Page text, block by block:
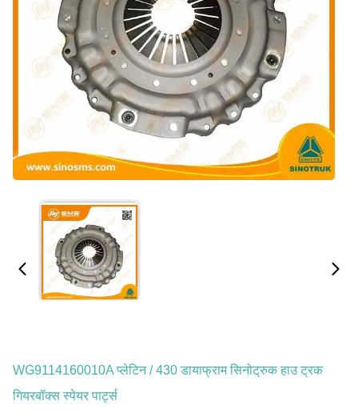
WG9114160010A प्लेटिन / 430 डायाफ्राम सिनोट्रुक हाउ ट्रक
गियरबॉक्स स्पेयर पार्ट्स